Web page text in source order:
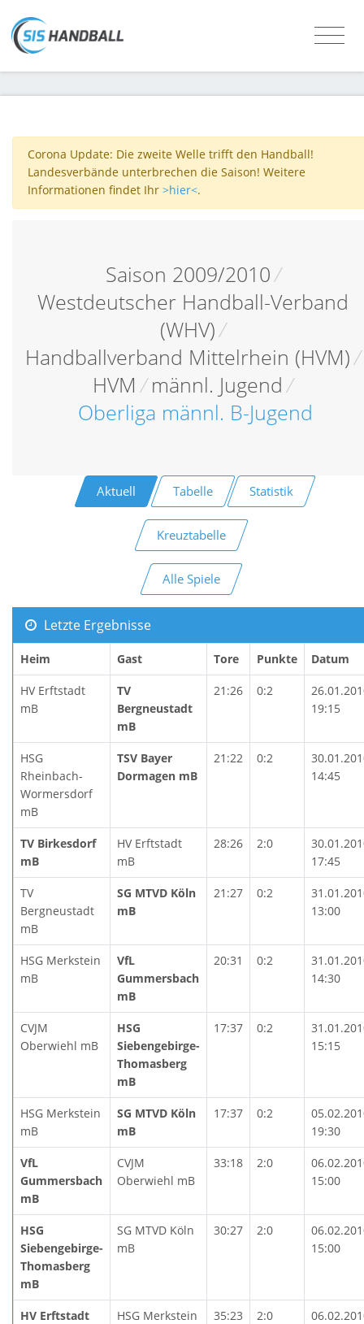
Corona Update: Die zweite Welle trifft den Handball!
Landesverbände unterbrechen die Saison! Weitere
Informationen findet Ihr >hier<.
Saison 2009/2010/
Westdeutscher Handball-Verband
(WHV)/
Handballverband Mittelrhein (HVM)/
HVM / männl. Jugend /
Oberliga männl. B-Jugend
Aktuell Tabelle Statistik
Kreuztabelle
Alle Spiele
Letzte Ergebnisse
Heim Gast Tore Punkte Datum
HV Erftstadt
mB
TV
Bergneustadt
mB
21:26 0:2
19:15
HSG
Rheinbach-
Wormersdorf
mB
TSV Bayer
Dormagen mB
21:22 0:2
14:45
TV Birkesdorf
mB
HV Erftstadt
mB
28:26 2:0
17:45
TV
Bergneustadt
mB
SG MTVD Köln
mB
21:27 0:2
13:00
HSG Merkstein
mB
VfL
Gummersbach
mB
20:31 0:2
14:30
CVJM
Oberwiehl mB
HSG
Siebengebirge-
Thomasberg
mB
17:37 0:2
15:15
HSG Merkstein
mB
SG MTVD Köln
mB
17:37 0:2
19:30
VfL
Gummersbach
mB
CVJM
Oberwiehl mB
33:18 2:0
15:00
HSG
Siebengebirge-
Thomasberg
mB
SG MTVD Köln
mB
30:27 2:0
15:00
HV Erftstadt
HSG Merkstein
35:23 2:0